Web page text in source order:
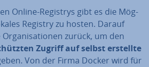
Online-Registrys gibt es die Mög­
Registry zu hosten. Darauf
Or­ga­ni­sa­tio­nen zurück, um den
Zugriff auf selbst erstellte
Von der Firma Docker wird für